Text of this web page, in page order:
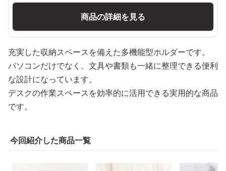
商品の詳細を見る
充実した収納スペースを備えた多機能型ホルダーです。
パソコンだけでなく、文具や書類も一緒に整理できる便利
な設計になっています。
デスクの作業スペースを効率的に活用できる実用的な商品
です。
今回紹介した商品一覧